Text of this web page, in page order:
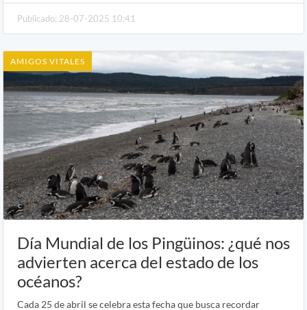
Publicado: 28-07-2025 10:41
AMIGOS VITALES
Día Mundial de los Pingüinos: ¿qué nos
advierten acerca del estado de los
océanos?
Cada 25 de abril se celebra esta fecha que busca recordar